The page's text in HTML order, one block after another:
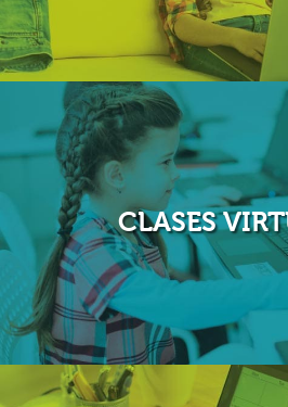
ConColWebrealiza todo el
estudiantes nuevos y antiguos
venta de formularios,
CLASES
A través de ColWeb puedes
todas tus clases virtuales